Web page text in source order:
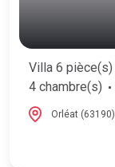
Villa 6 pièce(s)
4 chambre(s)
Orléat (63190)